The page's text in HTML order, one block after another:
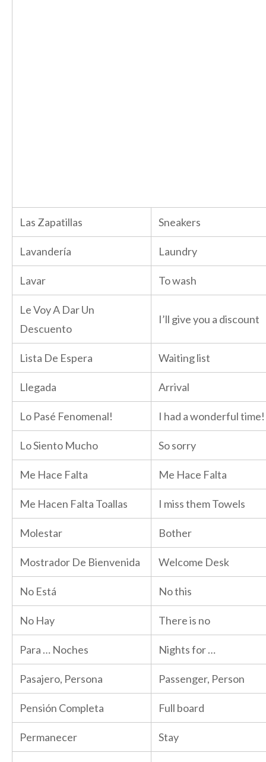
Las Zapatillas Sneakers
Lavandería Laundry
Lavar To wash
Le Voy A Dar Un
Descuento
I’ll give you a discount
Lista De Espera Waiting list
Llegada Arrival
Lo Pasé Fenomenal! I had a wonderful time!
Lo Siento Mucho So sorry
Me Hace Falta Me Hace Falta
Me Hacen Falta Toallas I miss them Towels
Molestar Bother
Mostrador De Bienvenida Welcome Desk
No Está No this
No Hay There is no
Para … Noches Nights for …
Pasajero, Persona Passenger, Person
Pensión Completa Full board
Permanecer Stay